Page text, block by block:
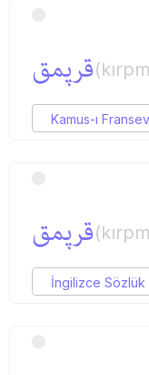
قرپمق
Kamus-ı
قرپمق
İngilizce Sözlük